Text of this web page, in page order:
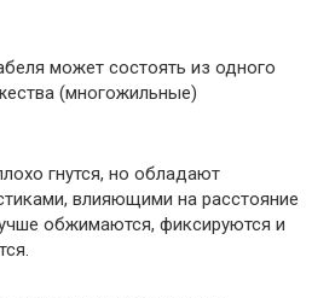
может состоять из одного
(многожильные)
гнутся, но обладают
влияющими на расстояние
обжимаются, фиксируются и